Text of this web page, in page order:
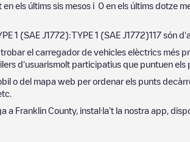
els últims sis mesos i 0 en els últims dotze
1 (SAE J1772):TYPE 1 (SAE J1772)117 són
el carregador de vehicles elèctrics més
d'usuarismolt participatius que puntuen
o del mapa web per ordenar els punts
a Franklin County, instal·la't la nostra app,